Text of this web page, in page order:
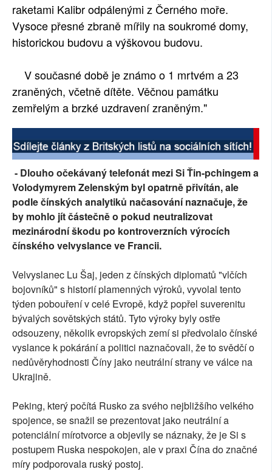
raketami Kalibr odpálenými z Černého moře.
Vysoce přesné zbraně mířily na soukromé domy,
historickou budovu a výškovou budovu.
V současné době je známo o 1 mrtvém a 23
zraněných, včetně dítěte. Věčnou památku
zemřelým a brzké uzdravení zraněným."
- Dlouho očekávaný telefonát mezi Si Ťin-pchingem a
Volodymyrem Zelenským byl opatrně přivítán, ale
podle čínských analytiků načasování naznačuje, že
by mohlo jít částečně o pokud neutralizovat
mezinárodní škodu po kontroverzních výrocích
čínského velvyslance ve Francii.
Velvyslanec Lu Šaj, jeden z čínských diplomatů "vlčích
bojovníků" s historií plamenných výroků, vyvolal tento
týden pobouření v celé Evropě, když popřel suverenitu
bývalých sovětských států. Tyto výroky byly ostře
odsouzeny, několik evropských zemí si předvolalo čínské
vyslance k pokárání a politici naznačovali, že to svědčí o
nedůvěryhodnosti Číny jako neutrální strany ve válce na
Ukrajině.
Peking, který počítá Rusko za svého nejbližšího velkého
spojence, se snažil se prezentovat jako neutrální a
potenciální mírotvorce a objevily se náznaky, že je Si s
postupem Ruska nespokojen, ale v praxi Čína do značné
míry podporovala ruský postoj.